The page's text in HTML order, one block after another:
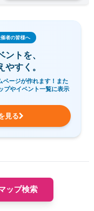
者の皆様へ
トを、
やすく。
ページが作れます！また
プやイベント一覧に表示
見る
ップ検索